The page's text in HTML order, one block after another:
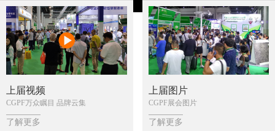
上届视频
CGPF万众瞩目 品牌云集
了解更多
上届图片
CGPF展会图片
了解更多